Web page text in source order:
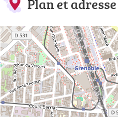
Plan et adresse